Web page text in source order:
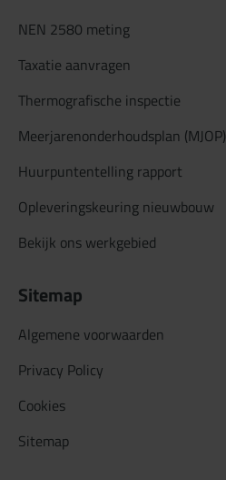
NEN 2580 meting
Taxatie aanvragen
Thermografische inspectie
Meerjarenonderhoudsplan (MJOP)
Huurpuntentelling rapport
Opleveringskeuring nieuwbouw
Bekijk ons werkgebied
Sitemap
Algemene voorwaarden
Privacy Policy
Cookies
Sitemap